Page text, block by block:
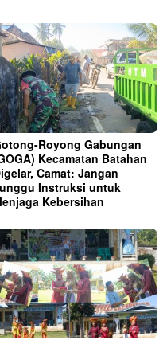
Royong Gabungan
Kecamatan Batahan
Camat: Jangan
Instruksi untuk
Kebersihan